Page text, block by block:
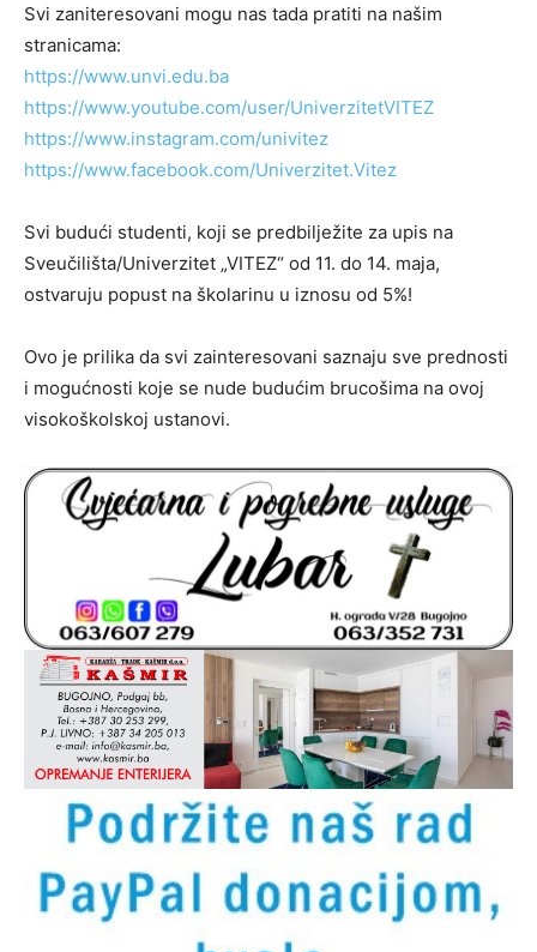
Svi zaniteresovani mogu nas tada pratiti na našim
stranicama:
https://www.unvi.edu.ba
https://www.youtube.com/user/UniverzitetVITEZ
https://www.instagram.com/univitez
https://www.facebook.com/Univerzitet.Vitez
Svi budući studenti, koji se predbilježite za upis na
Sveučilišta/Univerzitet „VITEZ“ od 11. do 14. maja,
ostvaruju popust na školarinu u iznosu od 5%!
Ovo je prilika da svi zainteresovani saznaju sve prednosti
i mogućnosti koje se nude budućim brucošima na ovoj
visokoškolskoj ustanovi.